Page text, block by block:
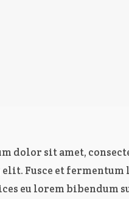
dolor sit amet,
Fusce et fermentum
eu lorem bibendum